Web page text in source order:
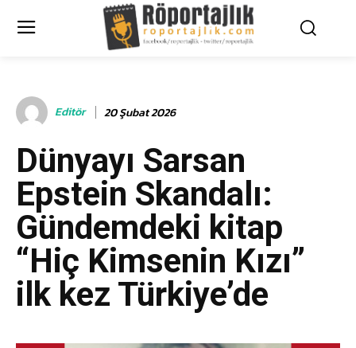
Editör 20 Şubat 2026
Dünyayı Sarsan
Epstein Skandalı:
Gündemdeki kitap
“Hiç Kimsenin Kızı”
ilk kez Türkiye’de